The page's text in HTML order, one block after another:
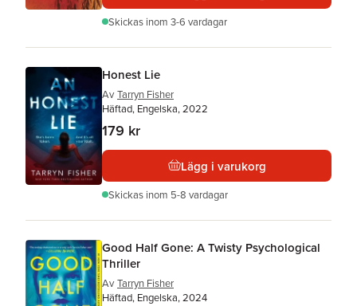
Skickas inom 3-6 vardagar
Honest Lie
Av Tarryn Fisher
Häftad, Engelska, 2022
179 kr
Lägg i varukorg
Skickas inom 5-8 vardagar
Good Half Gone: A Twisty Psychological
Thriller
Av Tarryn Fisher
Häftad, Engelska, 2024